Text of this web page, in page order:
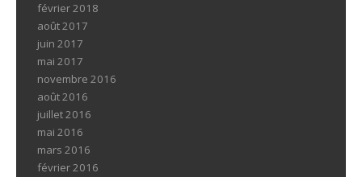
février 2018
août 2017
juin 2017
mai 2017
novembre 2016
août 2016
juillet 2016
mai 2016
mars 2016
février 2016